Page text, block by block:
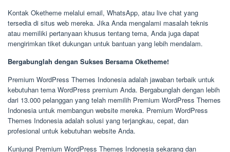
Kontak Oketheme melalui email, WhatsApp, atau live chat yang
tersedia di situs web mereka. Jika Anda mengalami masalah teknis
atau memiliki pertanyaan khusus tentang tema, Anda juga dapat
mengirimkan tiket dukungan untuk bantuan yang lebih mendalam.
Bergabunglah dengan Sukses Bersama Oketheme!
Premium WordPress Themes Indonesia adalah jawaban terbaik untuk
kebutuhan tema WordPress premium Anda. Bergabunglah dengan lebih
dari 13.000 pelanggan yang telah memilih Premium WordPress Themes
Indonesia untuk membangun website mereka. Premium WordPress
Themes Indonesia adalah solusi yang terjangkau, cepat, dan
profesional untuk kebutuhan website Anda.
Kunjungi Premium WordPress Themes Indonesia sekarang dan